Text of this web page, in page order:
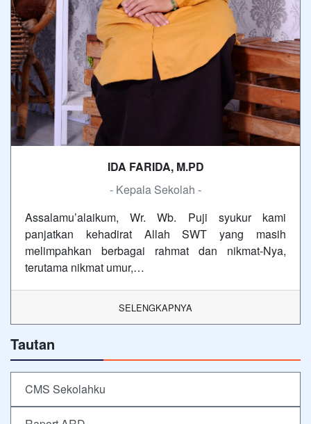
IDA FARIDA, M.PD
- Kepala Sekolah -
Assalamu’alaikum, Wr. Wb. Puji syukur kami
panjatkan kehadirat Allah SWT yang masih
melimpahkan berbagai rahmat dan nikmat-Nya,
terutama nikmat umur,…
SELENGKAPNYA
Tautan
CMS Sekolahku